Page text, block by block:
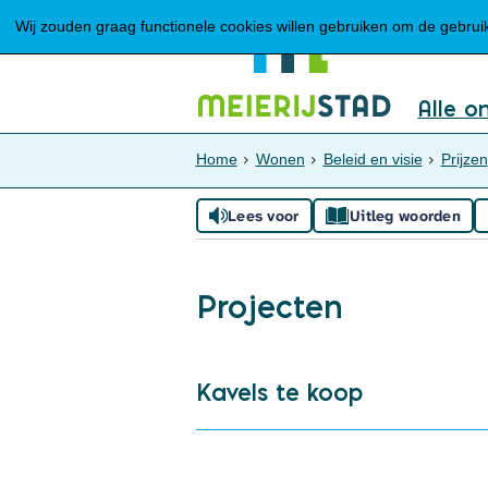
Wij zouden graag functionele cookies willen gebruiken om de
Alle
Home Wonen Beleid en visie Prijzen
Lees voor Uitleg woorden
Projecten
Kavels te koop